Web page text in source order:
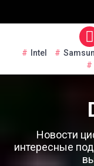
Intel
Новости
интересные